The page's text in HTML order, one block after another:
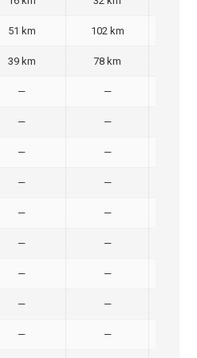
51 km 102 km
39 km 78 km
— —
— —
— —
— —
— —
— —
— —
— —
— —